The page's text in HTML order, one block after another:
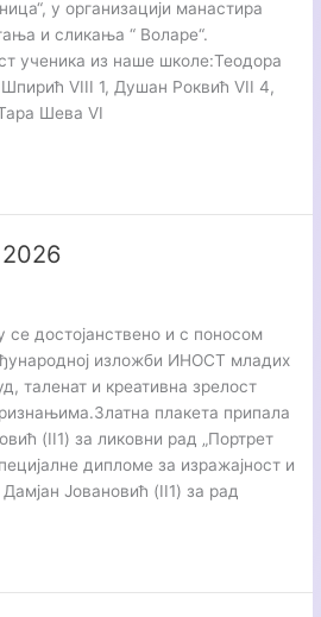
у организацији манастира
и сликања “ Воларе“.
ученика из наше школе:Теодора
VIII 1, Душан Роквић VII 4,
Шева VI
достојанствено и с поносом
изложби ИНОСТ младих
таленат и креативна зрелост
плакета припала
(II1) за ликовни рад „Портрет
дипломе за изражајност и
Јовановић (II1) за рад